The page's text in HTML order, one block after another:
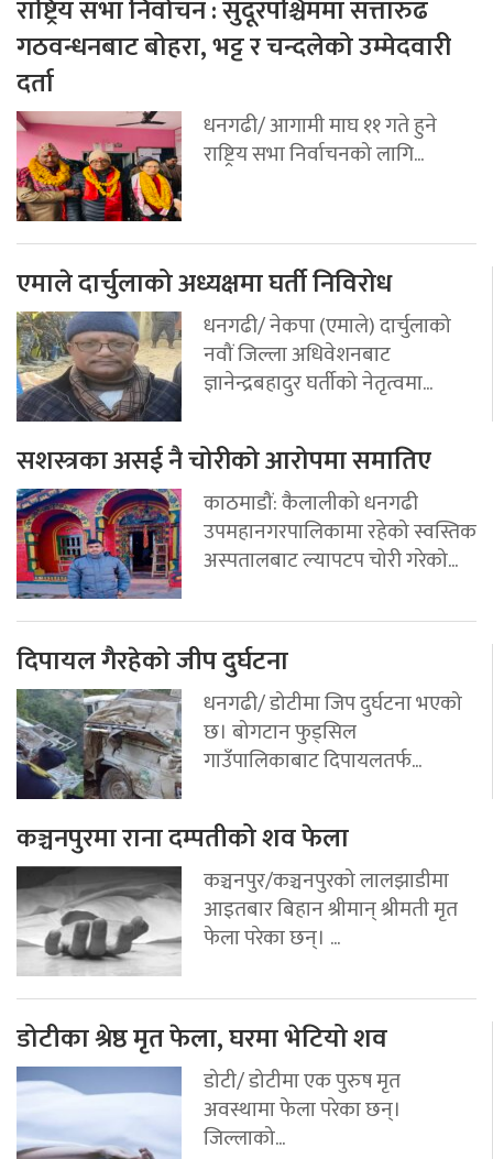
राष्ट्रिय सभा निर्वाचन : सुदूरपश्चिममा सत्तारुढ
गठवन्धनबाट बोहरा, भट्ट र चन्दलेको उम्मेदवारी
दर्ता
धनगढी/ आगामी माघ ११ गते हुने
राष्ट्रिय सभा निर्वाचनको लागि...
एमाले दार्चुलाको अध्यक्षमा घर्ती निविरोध
धनगढी/ नेकपा (एमाले) दार्चुलाको
नवौं जिल्ला अधिवेशनबाट
ज्ञानेन्द्रबहादुर घर्तीको नेतृत्वमा...
सशस्त्रका असई नै चोरीको आरोपमा समातिए
काठमाडौं: कैलालीको धनगढी
उपमहानगरपालिकामा रहेको स्वस्तिक
अस्पतालबाट ल्यापटप चोरी गरेको...
दिपायल गैरहेको जीप दुर्घटना
धनगढी/ डोटीमा जिप दुर्घटना भएको
छ। बोगटान फुड्सिल
गाउँपालिकाबाट दिपायलतर्फ...
कञ्चनपुरमा राना दम्पतीको शव फेला
कञ्चनपुर/कञ्चनपुरको लालझाडीमा
आइतबार बिहान श्रीमान् श्रीमती मृत
फेला परेका छन्। ...
डोटीका श्रेष्ठ मृत फेला, घरमा भेटियो शव
डोटी/ डोटीमा एक पुरुष मृत
अवस्थामा फेला परेका छन्।
जिल्लाको...